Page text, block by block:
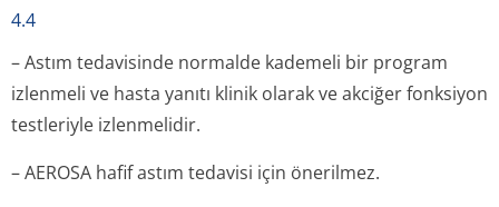
4.4
– Astım tedavisinde normalde kademeli bir program
izlenmeli ve hasta yanıtı klinik olarak ve akciğer fonksiyon
testleriyle izlenmelidir.
– AEROSA hafif astım tedavisi için önerilmez.